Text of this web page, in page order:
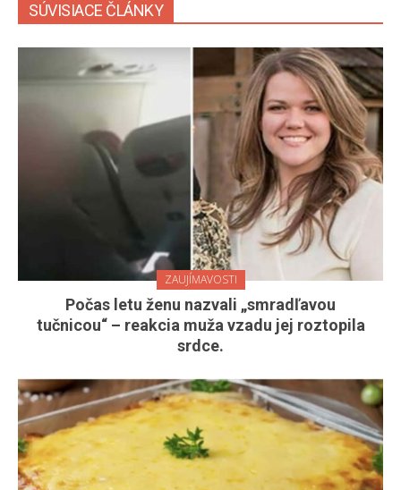
SÚVISIACE ČLÁNKY
ZAUJÍMAVOSTI
Počas letu ženu nazvali „smradľavou
tučnicou“ – reakcia muža vzadu jej roztopila
srdce.